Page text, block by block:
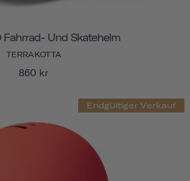
Fahrrad- Und Skatehelm
TERRAKOTTA
860 kr
Endgültiger Verkauf